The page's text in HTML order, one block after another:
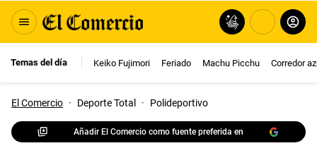
Temas del día Keiko Fujimori Feriado Machu Picchu Corredor
El Comercio · Deporte Total · Polideportivo
Añadir El Comercio como fuente preferida en